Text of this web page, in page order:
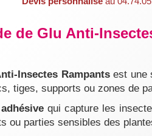
de Glu Anti-
Insectes Rampantsest une
tiges, supports ou zones de
qui capture les
ou parties sensibles des